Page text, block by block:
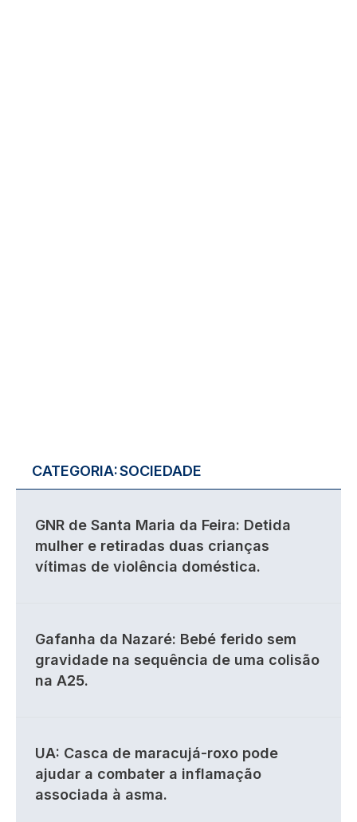
CATEGORIA:SOCIEDADE
GNR de Santa Maria da Feira: Detida
mulher e retiradas duas crianças
vítimas de violência doméstica.
Gafanha da Nazaré: Bebé ferido sem
gravidade na sequência de uma colisão
na A25.
UA: Casca de maracujá-roxo pode
ajudar a combater a inflamação
associada à asma.